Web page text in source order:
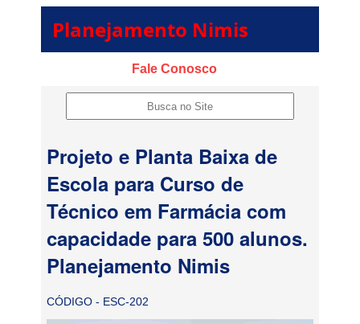
Planejamento Nimis
Fale Conosco
Projeto e Planta Baixa de
Escola para Curso de
Técnico em Farmácia com
capacidade para 500 alunos.
Planejamento Nimis
CÓDIGO - ESC-202